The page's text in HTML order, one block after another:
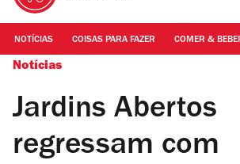
NOTÍCIAS COISAS PARA FAZER COMER &
Notícias
Jardins Abertos
regressam com